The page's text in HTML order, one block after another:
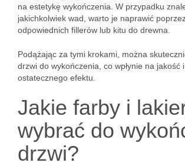
na estetykę wykończenia. W przypadku
jakichkolwiek wad, warto je naprawić
odpowiednich fillerów lub kitu do drewna.
Podążając za tymi krokami, można
drzwi do wykończenia, co wpłynie na jakość i
ostatecznego efektu.
Jakie farby i
wybrać do
drzwi?